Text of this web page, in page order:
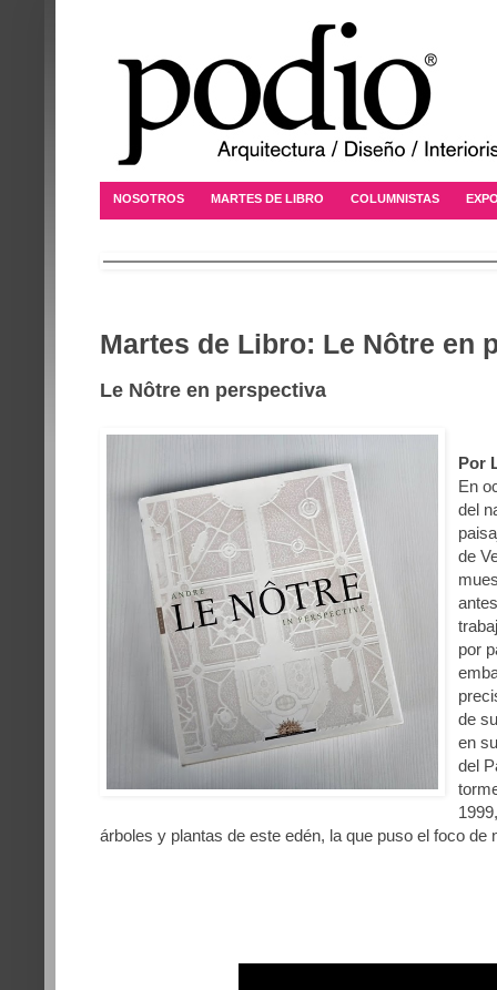
NOSOTROS MARTES DE LIBRO COLUMNISTAS
Martes de Libro: Le Nôtre en
Le Nôtre en perspectiva
Por
En
del
de
por
de
en
del
árboles y plantas de este edén, la que puso el foco de